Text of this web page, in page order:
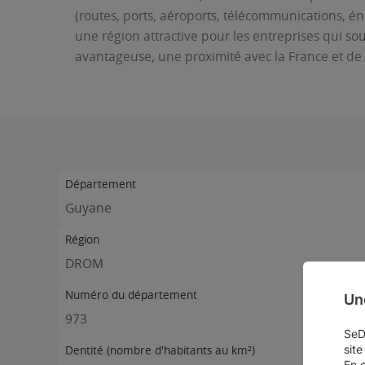
(routes, ports, aéroports, télécommunications,
une région attractive pour les entreprises qui
avantageuse, une proximité avec la France et
Département
Guyane
Région
DROM
Numéro du département
973
Dentité (nombre d'habitants au km²)